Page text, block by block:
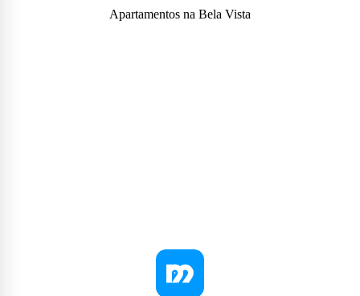
Apartamentos na Bela Vista